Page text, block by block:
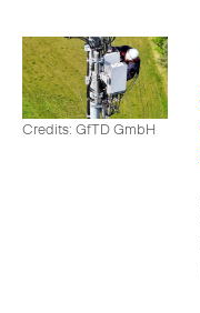
Credits: GfTD GmbH